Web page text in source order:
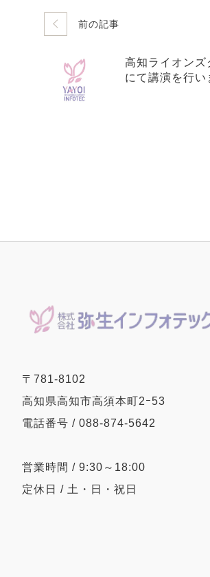
前の記事
高知ライオンズ
にて講演を行い
〒781-8102
高知県高知市高須本町2ｰ53
電話番号 / 088-874-5642
営業時間 / 9:30～18:00
定休日 / 土・日・祝日